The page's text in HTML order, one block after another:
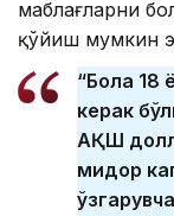
маблағларни
қўйиш мумкин
“Бола 18
керак
АҚШ
миқдор